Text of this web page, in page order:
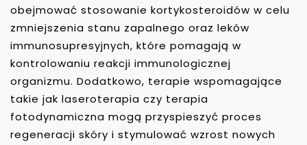
obejmować stosowanie kortykosteroidów w celu
zmniejszenia stanu zapalnego oraz leków
immunosupresyjnych, które pomagają w
kontrolowaniu reakcji immunologicznej
organizmu. Dodatkowo, terapie wspomagające
takie jak laseroterapia czy terapia
fotodynamiczna mogą przyspieszyć proces
regeneracji skóry i stymulować wzrost nowych